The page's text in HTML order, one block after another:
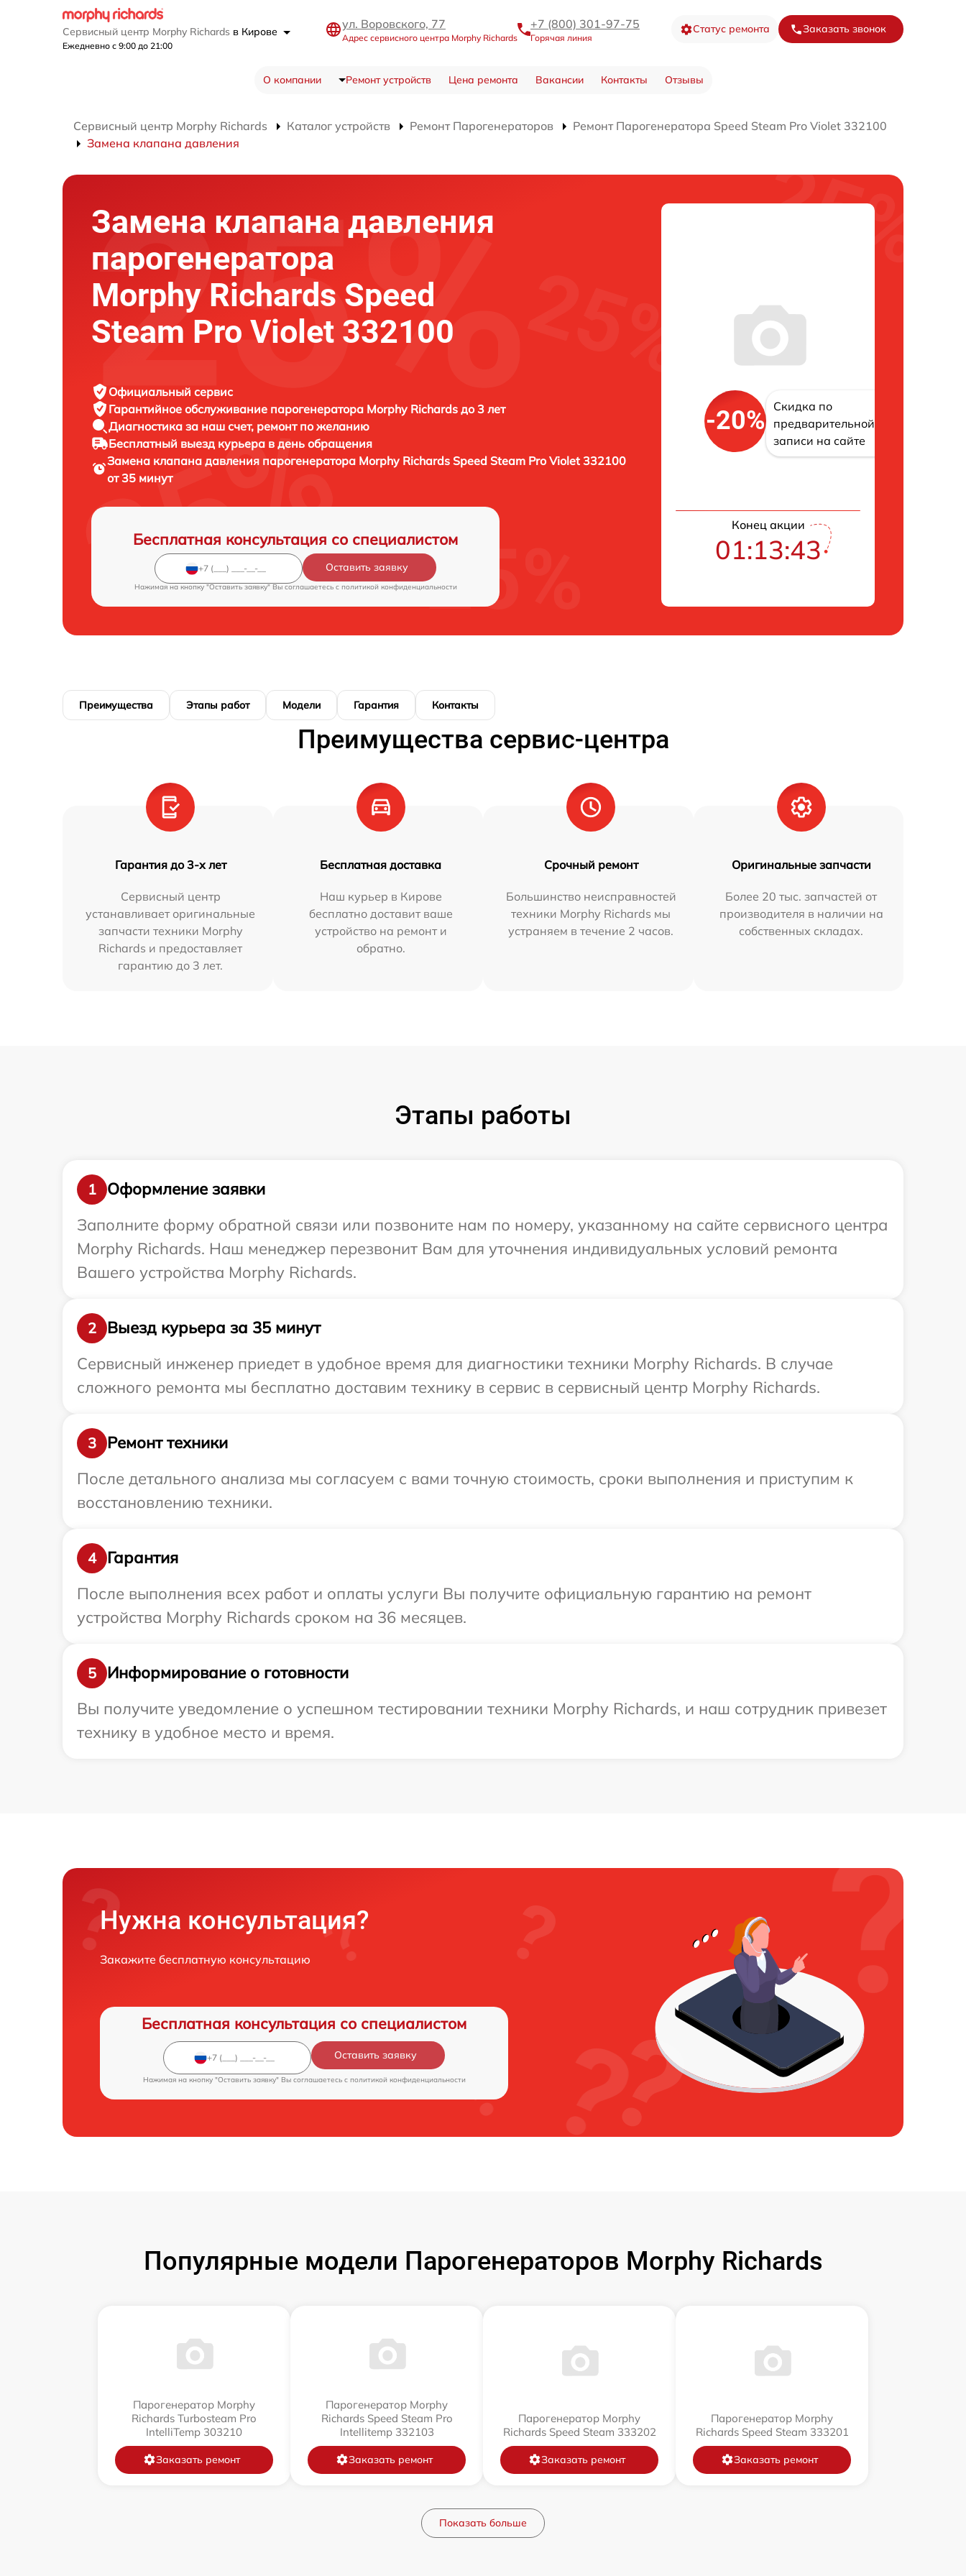
Сервисный центр Morphy Richards в Кирове
Ежедневно с 9:00 до 21:00
ул. Воровского, 77
Адрес сервисного центра Morphy Richards
+7 (800) 301-97-75
Горячая линия
Статус ремонта Заказать звонок
О компании Ремонт устройств Цена ремонта Вакансии Контакты Отзывы
Сервисный центр Morphy Richards Каталог устройств Ремонт Парогенераторов
Ремонт Парогенератора Speed Steam Pro Violet 332100
Замена клапана давления
Замена клапана давления
парогенератора
Morphy Richards Speed
Steam Pro Violet 332100
Официальный сервис
Гарантийное обслуживание парогенератора Morphy Richards до 3 лет
Диагностика за наш счет, ремонт по желанию
Бесплатный выезд курьера в день обращения
Замена клапана давления парогенератора Morphy Richards Speed Steam Pro Violet 332100
от 35 минут
Бесплатная консультация со специалистом
Оставить заявку
Нажимая на кнопку "Оставить заявку" Вы соглашаетесь c политикой конфиденциальности
-20%
Скидка по
предварительной
записи на сайте
Конец акции
01:13:42
Преимущества Этапы работ Модели Гарантия Контакты
Преимущества сервис-центра
Гарантия до 3-х лет
Сервисный центр
устанавливает оригинальные
запчасти техники Morphy
Richards и предоставляет
гарантию до 3 лет.
Бесплатная доставка
Наш курьер в Кирове
бесплатно доставит ваше
устройство на ремонт и
обратно.
Срочный ремонт
Большинство неисправностей
техники Morphy Richards мы
устраняем в течение 2 часов.
Оригинальные запчасти
Более 20 тыс. запчастей от
производителя в наличии на
собственных складах.
Этапы работы
1
Оформление заявки
Заполните форму обратной связи или позвоните нам по номеру, указанному на сайте сервисного центра
Morphy Richards. Наш менеджер перезвонит Вам для уточнения индивидуальных условий ремонта
Вашего устройства Morphy Richards.
2
Выезд курьера за 35 минут
Сервисный инженер приедет в удобное время для диагностики техники Morphy Richards. В случае
сложного ремонта мы бесплатно доставим технику в сервис в сервисный центр Morphy Richards.
3
Ремонт техники
После детального анализа мы согласуем с вами точную стоимость, сроки выполнения и приступим к
восстановлению техники.
4
Гарантия
После выполнения всех работ и оплаты услуги Вы получите официальную гарантию на ремонт
устройства Morphy Richards сроком на 36 месяцев.
5
Информирование о готовности
Вы получите уведомление о успешном тестировании техники Morphy Richards, и наш сотрудник привезет
технику в удобное место и время.
Нужна консультация?
Закажите бесплатную консультацию
Бесплатная консультация со специалистом
Оставить заявку
Нажимая на кнопку "Оставить заявку" Вы соглашаетесь c политикой конфиденциальности
Популярные модели Парогенераторов Morphy Richards
Парогенератор Morphy
Richards Turbosteam Pro
IntelliTemp 303210
Заказать ремонт
Парогенератор Morphy
Richards Speed Steam Pro
Intellitemp 332103
Заказать ремонт
Парогенератор Morphy
Richards Speed Steam 333202
Заказать ремонт
Парогенератор Morphy
Richards Speed Steam 333201
Заказать ремонт
Показать больше